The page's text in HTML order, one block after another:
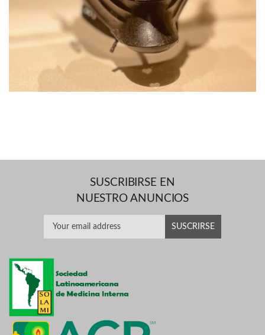
SUSCRIBIRSE EN
NUESTRO ANUNCIOS